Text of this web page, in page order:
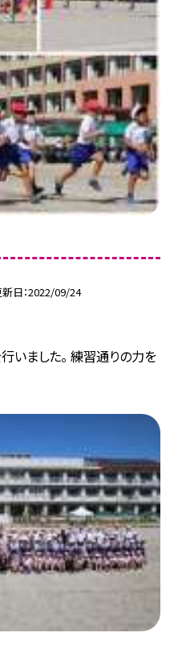
日 2022/09/24
いました。 練習通りの力を